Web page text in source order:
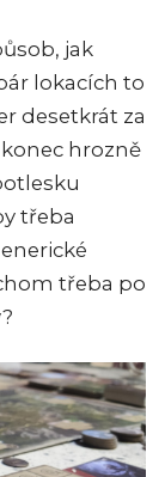
jak
lokacích to
desetkrát za
hrozně
třeba
třeba po